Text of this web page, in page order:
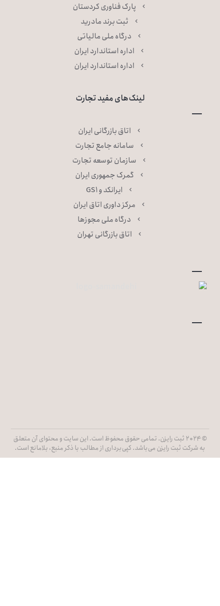
پارک فناوری کردستان
ثبت برند مادرید
درگاه ملی مالیاتی
اداره استاندارد ایران
اداره استاندارد ایران
لینک‌های مفید تجارت
اتاق بازرگانی ایران
سامانه جامع تجارت
سازمان توسعه تجارت
گمرک جمهوری ایران
ایرانکد و GS۱
مرکز داوری اتاق ایران
درگاه ملی مجوزها
اتاق بازرگانی تهران
© ۲۰۲۴ ثبت رایزن. تمامی حقوق محفوظ است. این سایت و محتوای آن متعلق
به شرکت ثبت رایزن می‌باشد. کپی‌برداری از مطالب با ذکر منبع، بلامانع است.